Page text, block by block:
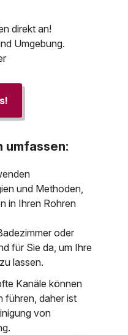
direkt an!
Umgebung.
umfassen:
und Methoden,
in Ihren Rohren
oder
für Sie da, um Ihre
lassen.
Kanäle können
führen, daher ist
von